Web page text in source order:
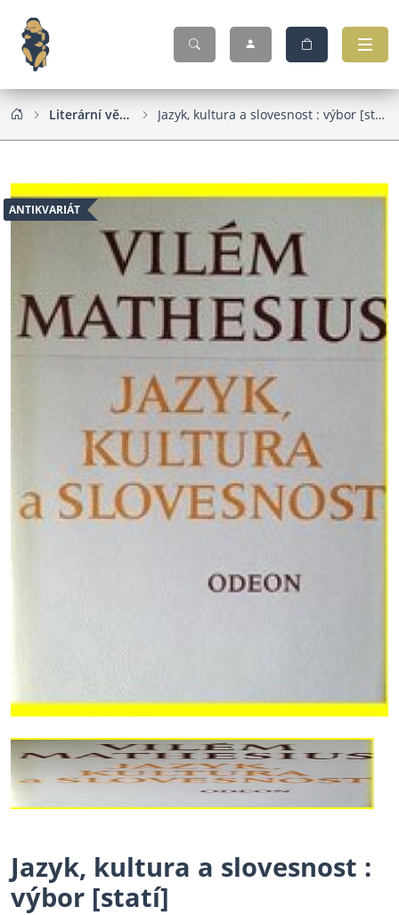
Literární věda Jazyk, kultura a slovesnost : výbor [statí]
ANTIKVARIÁT
Jazyk, kultura a slovesnost :
výbor [statí]